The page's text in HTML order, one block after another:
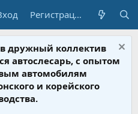
Регистрация
дружный коллектив
автослесарь, с опытом
автомобилям
и корейского